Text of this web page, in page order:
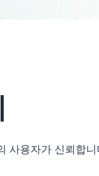
사용자가 신뢰합니